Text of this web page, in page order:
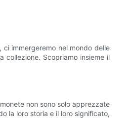
immergeremo nel mondo delle
collezione. Scopriamo insieme il
non sono solo apprezzate
la loro storia e il loro significato,